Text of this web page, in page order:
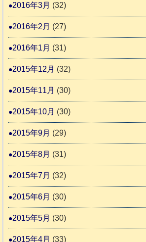
2016年3月 (32)
2016年2月 (27)
2016年1月 (31)
2015年12月 (32)
2015年11月 (30)
2015年10月 (30)
2015年9月 (29)
2015年8月 (31)
2015年7月 (32)
2015年6月 (30)
2015年5月 (30)
2015年4月 (33)